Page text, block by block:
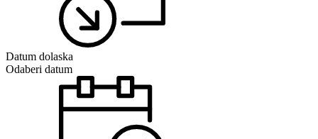
Datum dolaska
Odaberi datum